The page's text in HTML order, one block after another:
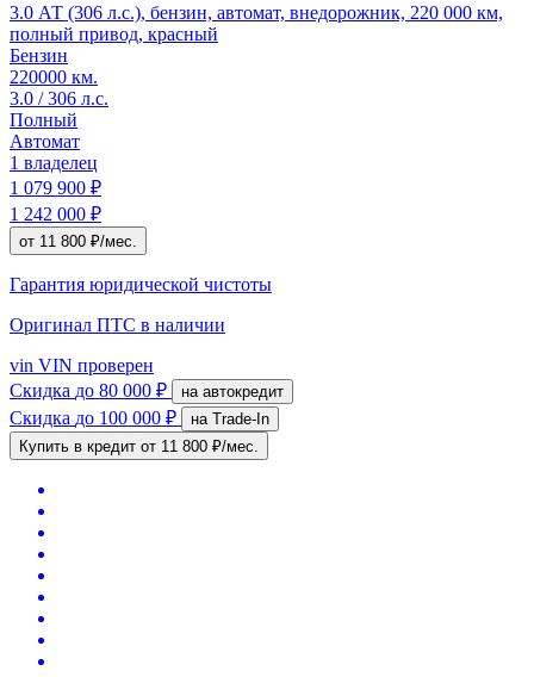
3.0 АТ (306 л.с.), бензин, автомат, внедорожник, 220 000 км,
полный привод, красный
Бензин
220000 км.
3.0 / 306 л.с.
Полный
Автомат
1 владелец
1 079 900 ₽
1 242 000 ₽
от 11 800 ₽/мес.
Гарантия юридической чистоты
Оригинал ПТС в наличии
vin VIN проверен
Скидка до 80 000 ₽ на автокредит
Скидка до 100 000 ₽
на Trade-In
Купить в кредит от 11 800 ₽/мес.